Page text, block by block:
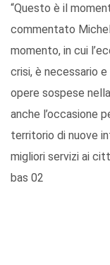
“Questo è il
commentato
momento, in cui
crisi, è necessario
opere sospese
anche l’occasione
territorio di nuove
migliori servizi ai
bas 02